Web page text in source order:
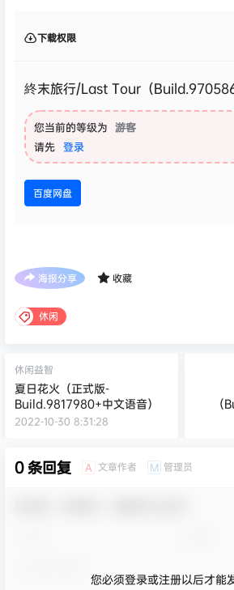
下载权限
終末旅行/Last Tour（
您当前的等级为 游客
请先 登录
百度网盘
海报分享 收藏
休闲
休闲益智
夏日花火（正式版-
Build.9817980+中文语音）
2022-10-30 8:31:28
（
0 条回复 A 文章作者 M 管理员
您必须登录或注册以后才能